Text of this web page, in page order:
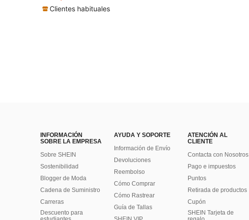
Clientes habituales
INFORMACIÓN
SOBRE LA EMPRESA
Sobre SHEIN
Sostenibilidad
Blogger de Moda
Cadena de Suministro
Carreras
Descuento para
AYUDA Y SOPORTE
Información de Envío
Devoluciones
Reembolso
Cómo Comprar
Cómo Rastrear
Guía de Tallas
ATENCIÓN AL
CLIENTE
Contacta con Nosotros
Pago e impuestos
Puntos
Retirada de productos
Cupón
SHEIN Tarjeta de